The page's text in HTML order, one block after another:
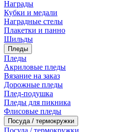
Награды
Кубки и медали
Наградные стелы
Плакетки и панно
Шильды
Пледы
Пледы
Акриловые пледы
Вязание на заказ
Дорожные пледы
Плед-подушка
Пледы для пикника
Флисовые пледы
Посуда / термокружки
Посуда / термокружки